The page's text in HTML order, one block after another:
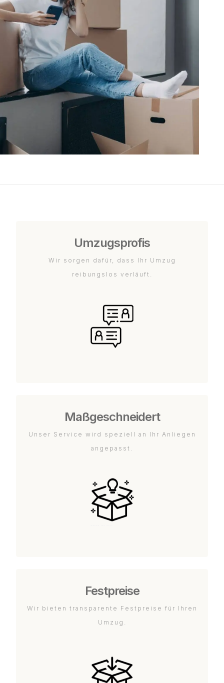
Umzugsprofis
Wir sorgen dafür, dass Ihr Umzug
reibungslos verläuft.
Maßgeschneidert
Unser Service wird speziell an Ihr Anliegen
angepasst.
Festpreise
Wir bieten transparente Festpreise für Ihren
Umzug.